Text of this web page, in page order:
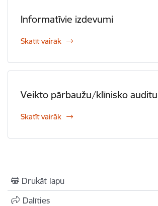
Informatīvie izdevumi
Skatīt vairāk
Veikto pārbaužu/klīnisko
Skatīt vairāk
Drukāt lapu
Dalīties